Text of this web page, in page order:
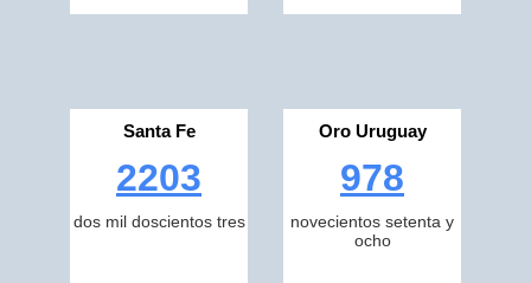
Santa Fe
2203
dos mil doscientos tres
Oro Uruguay
978
novecientos setenta y
ocho